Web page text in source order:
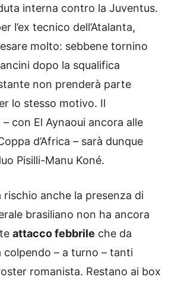
interna contro la Juventus.
l’ex tecnico dell’Atalanta,
molto: sebbene tornino
dopo la squalifica
non prenderà parte
lo stesso motivo. Il
con El Aynaoui ancora alle
d’Africa – sarà dunque
Pisilli-Manu Koné.
rischio anche la presenza di
brasiliano non ha ancora
attacco febbrile che da
colpendo – a turno – tanti
romanista. Restano ai box